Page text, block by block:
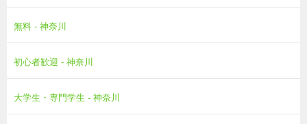
無料 - 神奈川
初心者歓迎 - 神奈川
大学生・専門学生 - 神奈川